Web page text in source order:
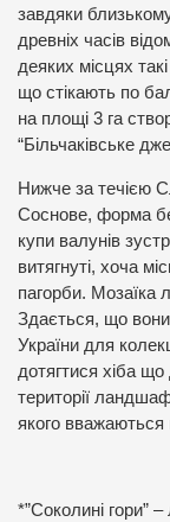
завдяки
древніх часів
деяких місцях
що стікають по
на площі 3 га
“Більчаківське
Нижче за течією
Соснове, форма
купи валунів
витягнуті, хоча
пагорби. Мозаїка
Здається, що вони
України для
дотягтися хіба
території
якого вважаються
*”Соколині гори”